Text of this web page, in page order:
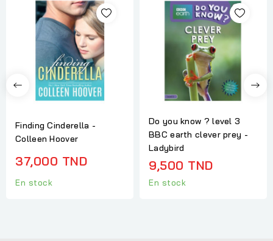
Finding Cinderella -
Colleen Hoover
37,000 TND
En stock
Do you know ? level 3
BBC earth clever prey -
Ladybird
9,500 TND
En stock